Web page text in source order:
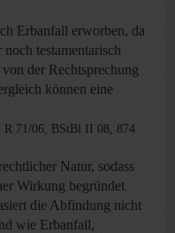
Erbanfall erworben, da
testamentarisch
der Rechtsprechung
können eine
71/06, BStBl II 08, 874
Natur, sodass
Wirkung begründet
die Abfindung nicht
wie Erbanfall,